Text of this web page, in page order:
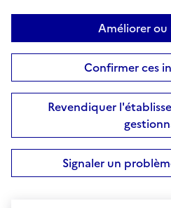
Améliorer
Confirmer ces
Revendiquer
Signaler un